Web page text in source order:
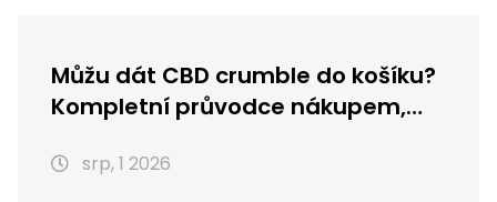
Můžu dát CBD crumble do košíku?
Kompletní průvodce nákupem,
srp, 1 2026